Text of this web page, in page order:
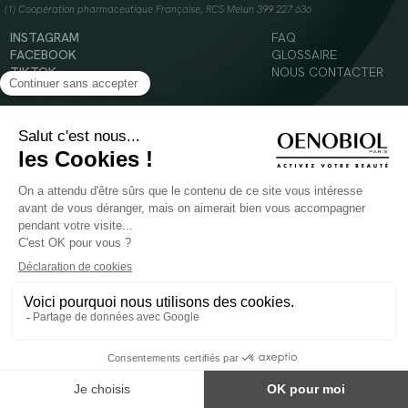
(1) Coopération pharmaceutique Française, RCS Melun 399 227 636
INSTAGRAM
FACEBOOK
TIKTOK
YOUTUBE
FAQ
GLOSSAIRE
NOUS CONTACTER
© 2024 Oenobiol Paris
Mentions légales
Politique en matière de cookies
POUR VOTRE SANTÉ, MANGEZ AU MOINS CINQ FRUITS ET LÉGUMES PAR JOUR -
Les complément alimentaires doivent être utilisés dans le cadre d'un mode de vie sain et
ne pas être utilisés comme substituts d'un régimes alimentaire varié et équilibré.